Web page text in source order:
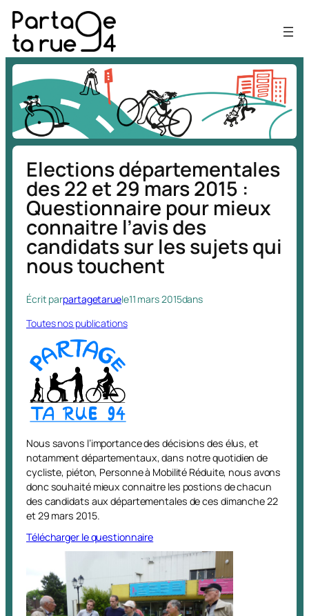
Aller
au
contenu
Elections départementales
des 22 et 29 mars 2015 :
Questionnaire pour mieux
connaitre l’avis des
candidats sur les sujets qui
nous touchent
Écrit parpartagetaruele11 mars 2015dans
Toutes nos publications
Nous savons l’importance des décisions des élus, et
notamment départementaux, dans notre quotidien de
cycliste, piéton, Personne à Mobilité Réduite, nous avons
donc souhaité mieux connaitre les postions de chacun
des candidats aux départementales de ces dimanche 22
et 29 mars 2015.
Télécharger le questionnaire